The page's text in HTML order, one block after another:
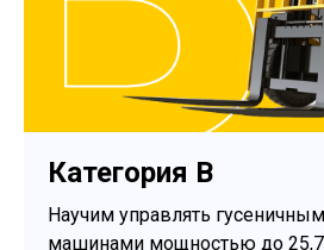
Категория B
Научим управлять
машинами мощностью до